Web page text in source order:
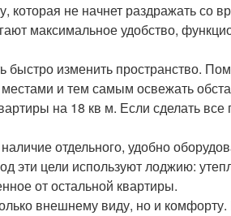
которая не начнет раздражать со
максимальное удобство,
изменить пространство.
и тем самым освежать
на 18 кв м. Если сделать
отдельного, удобно
эти цели используют лоджию:
от остальной квартиры.
внешнему виду, но и